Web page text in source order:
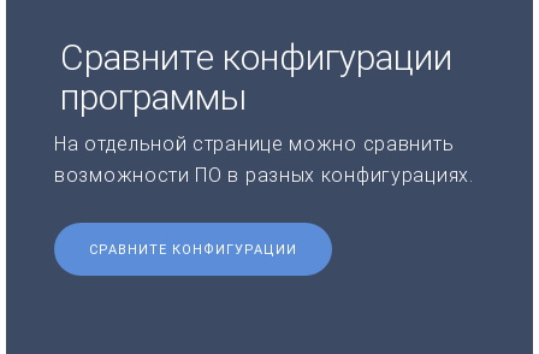
Сравните конфигурации
программы
На отдельной странице можно сравнить
возможности ПО в разных конфигурациях.
СРАВНИТЕ КОНФИГУРАЦИИ